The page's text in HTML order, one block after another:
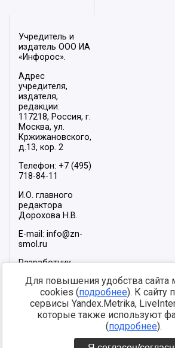
Учредитель и
издатель ООО ИА
«Инфорос».
Адрес
учредителя,
издателя,
редакции:
117218, Россия, г.
Москва, ул.
Кржижановского,
д.13, кор. 2
Телефон: +7 (495)
718-84-11
И.О. главного
редактора
Дорохова Н.В.
E-mail: info@zn-
smol.ru
Разработчик
2026
Мы в социальных
сетях:
Для повышения удобства сайта
cookies (подробнее). К сайту
сервисы Yandex.Metrika,
которые также используют
(подробнее).